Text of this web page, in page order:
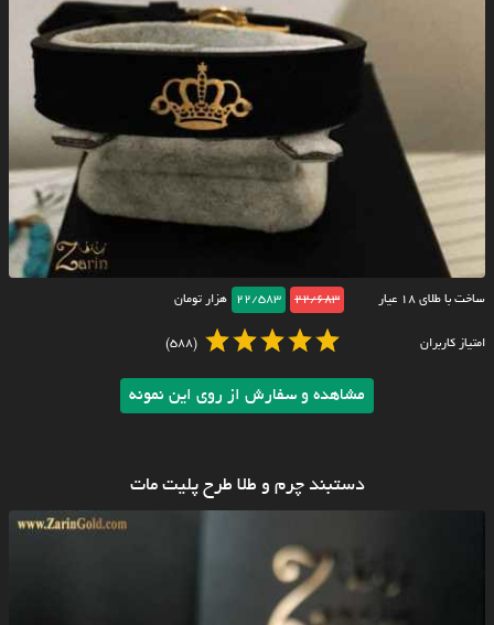
ساخت با طلای ۱۸ عیار 22/683
22/583 هزار تومان
امتیاز کاربران (588)
مشاهده و سفارش از روی این نمونه
دستبند چرم و طلا طرح پلیت مات